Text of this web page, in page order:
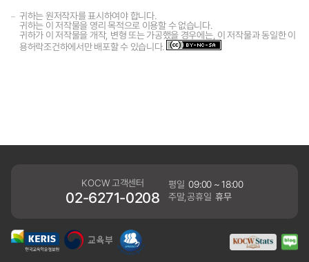
귀하는 원저작자를 표시하여야 합니다.
귀하는 이 저작물을 영리 목적으로 이용할 수 없습니다.
귀하가 이 저작물을 개작, 변형 또는 가공했을 경우에는, 이 저작물과 동일한 이
용허락조건하에서만 배포할 수 있습니다.
KOCW 고객센터
02-6271-0208
평일 09:00 ~ 18:00
주말,공휴일 휴무